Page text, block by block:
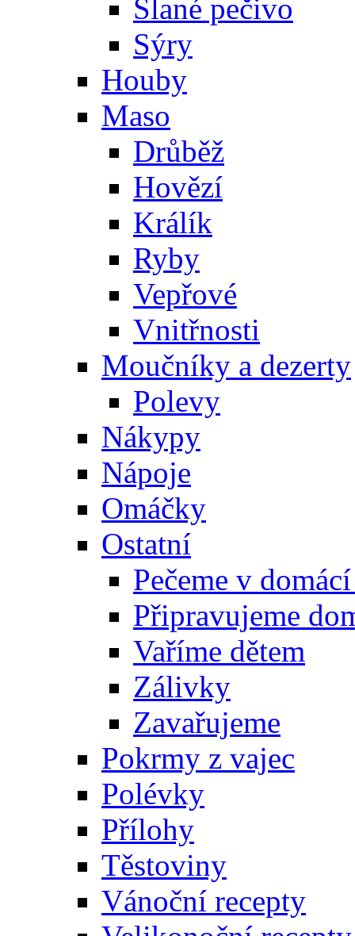
Slané pečivo
Sýry
Houby
Maso
Drůběž
Hovězí
Králík
Ryby
Vepřové
Vnitřnosti
Moučníky a dezerty
Polevy
Nákypy
Nápoje
Omáčky
Ostatní
Pečeme v
Připravujeme
Vaříme dětem
Zálivky
Zavařujeme
Pokrmy z vajec
Polévky
Přílohy
Těstoviny
Vánoční recepty